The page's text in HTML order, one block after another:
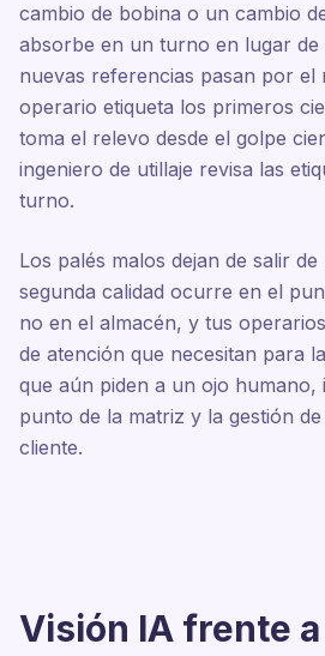
cambio de bobina o un cambio
absorbe en un turno en lugar de
nuevas referencias pasan por el
operario etiqueta los primeros
toma el relevo desde el golpe
ingeniero de utillaje revisa las
turno.
Los palés malos dejan de salir
segunda calidad ocurre en el
no en el almacén, y tus
de atención que necesitan para
que aún piden a un ojo humano,
punto de la matriz y la gestión
cliente.
Visión IA frente a